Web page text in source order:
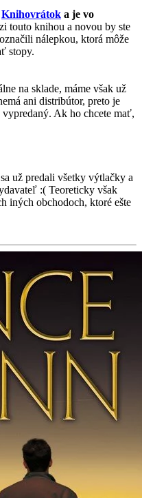
Knihovrátok a je vo
touto knihou a novou by ste
nálepkou, ktorá môže
stopy.
na sklade, máme však už
ani distribútor, preto je
Ak ho chcete mať,
už predali všetky výtlačky a
:( Teoreticky však
iných obchodoch, ktoré ešte